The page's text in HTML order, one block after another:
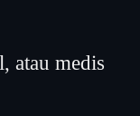
atau medis